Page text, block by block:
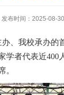
发布时间：2025-08-30
我校承办的
者代表近
。